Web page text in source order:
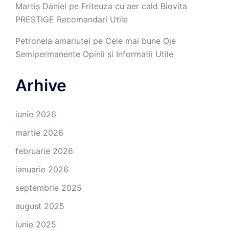
Martiș Daniel pe Friteuza cu aer cald Biovita
PRESTIGE Recomandari Utile
Petronela amariutei pe Cele mai bune Oje
Semipermanente Opinii si Informatii Utile
Arhive
iunie 2026
martie 2026
februarie 2026
ianuarie 2026
septembrie 2025
august 2025
iunie 2025